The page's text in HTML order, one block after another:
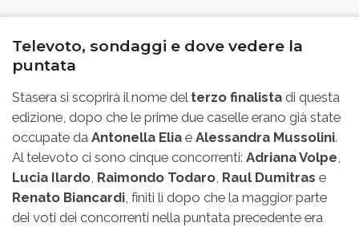
Televoto, sondaggi e dove vedere la
puntata
Stasera si scoprirà il nome del terzo finalista di questa
edizione, dopo che le prime due caselle erano già state
occupate da Antonella Elia e Alessandra Mussolini.
Al televoto ci sono cinque concorrenti: Adriana Volpe,
Lucia Ilardo, Raimondo Todaro, Raul Dumitras e
Renato Biancardi, finiti lì dopo che la maggior parte
dei voti dei concorrenti nella puntata precedente era